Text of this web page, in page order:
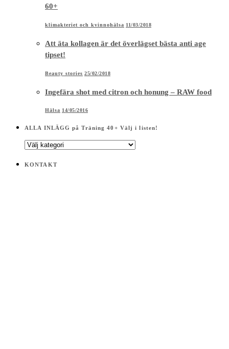
60+
klimakteriet och kvinnohälsa 11/03/2018
Att äta kollagen är det överlägset bästa anti age
tipset!
Beauty stories 25/02/2018
Ingefära shot med citron och honung – RAW food
Hälsa 14/05/2016
ALLA INLÄGG på Träning 40+ Välj i listen!
ALLA
på
KONTAKT